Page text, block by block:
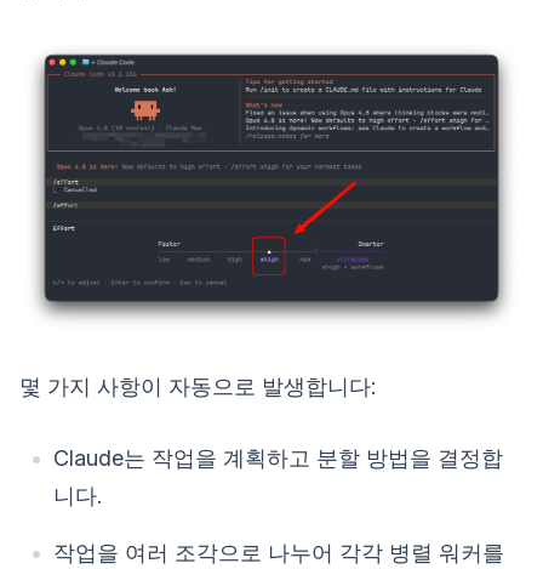
몇 가지 사항이 자동으로 발생합니다:
Claude는 작업을 계획하고 분할 방법을 결정합
니다.
작업을 여러 조각으로 나누어 각각 병렬 워커를